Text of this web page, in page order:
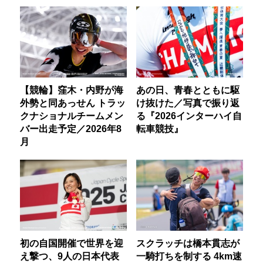
【競輪】窪木・内野が海
外勢と同あっせん トラッ
クナショナルチームメン
バー出走予定／2026年8
月
あの日、青春とともに駆
け抜けた／写真で振り返
る『2026インターハイ自
転車競技』
初の自国開催で世界を迎
え撃つ、9人の日本代表
スクラッチは橋本貫志が
一騎打ちを制する 4km速